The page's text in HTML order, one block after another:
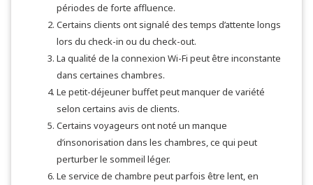
périodes de forte affluence.
Certains clients ont signalé des temps d’attente longs
lors du check-in ou du check-out.
La qualité de la connexion Wi-Fi peut être inconstante
dans certaines chambres.
Le petit-déjeuner buffet peut manquer de variété
selon certains avis de clients.
Certains voyageurs ont noté un manque
d’insonorisation dans les chambres, ce qui peut
perturber le sommeil léger.
Le service de chambre peut parfois être lent, en